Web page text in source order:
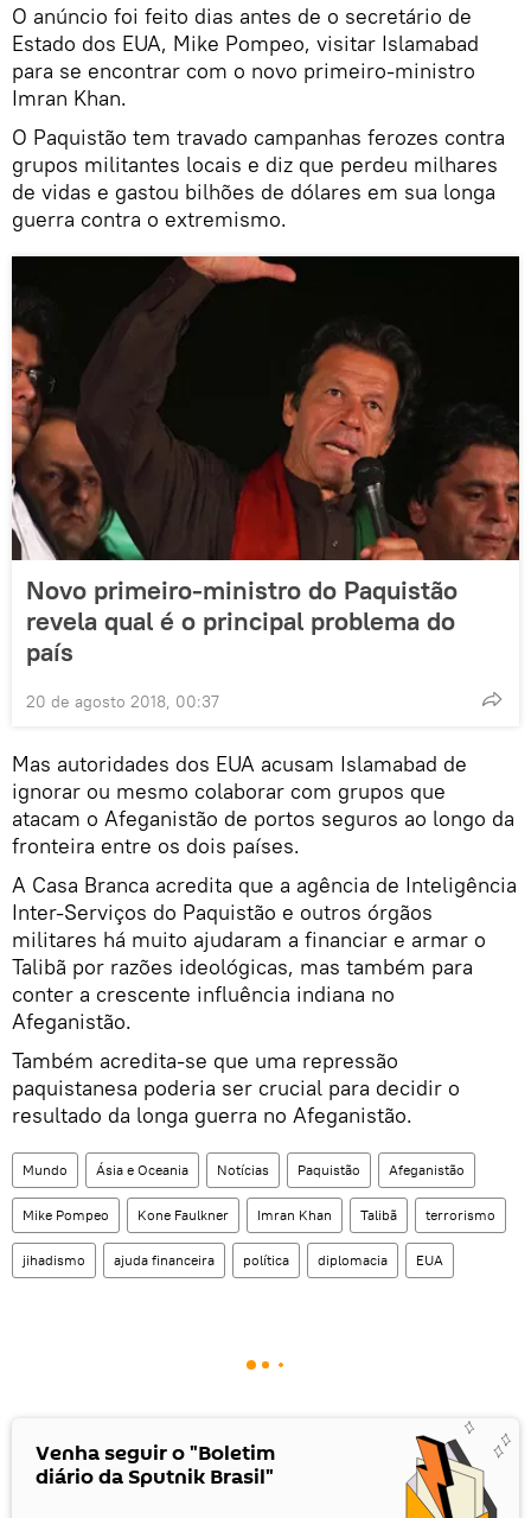
O anúncio foi feito dias antes de o secretário de
Estado dos EUA, Mike Pompeo, visitar Islamabad
para se encontrar com o novo primeiro-ministro
Imran Khan.
O Paquistão tem travado campanhas ferozes contra
grupos militantes locais e diz que perdeu milhares
de vidas e gastou bilhões de dólares em sua longa
guerra contra o extremismo.
Novo primeiro-ministro do Paquistão
revela qual é o principal problema do
país
20 de agosto 2018, 00:37
Mas autoridades dos EUA acusam Islamabad de
ignorar ou mesmo colaborar com grupos que
atacam o Afeganistão de portos seguros ao longo da
fronteira entre os dois países.
A Casa Branca acredita que a agência de Inteligência
Inter-Serviços do Paquistão e outros órgãos
militares há muito ajudaram a financiar e armar o
Talibã por razões ideológicas, mas também para
conter a crescente influência indiana no
Afeganistão.
Também acredita-se que uma repressão
paquistanesa poderia ser crucial para decidir o
resultado da longa guerra no Afeganistão.
Mundo Ásia e Oceania Notícias Paquistão Afeganistão
Mike Pompeo Kone Faulkner Imran Khan Talibã terrorismo
jihadismo ajuda financeira política diplomacia EUA
Venha seguir o "Boletim
diário da Sputnik Brasil"